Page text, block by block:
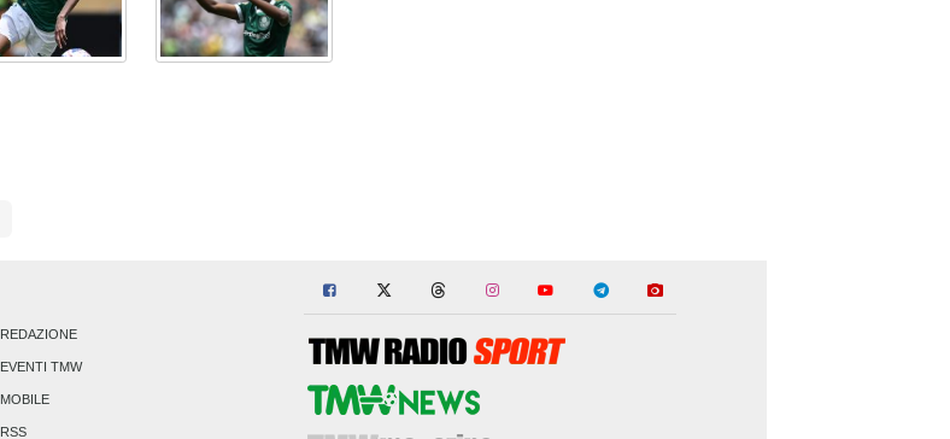
REDAZIONE
EVENTI TMW
MOBILE
RSS